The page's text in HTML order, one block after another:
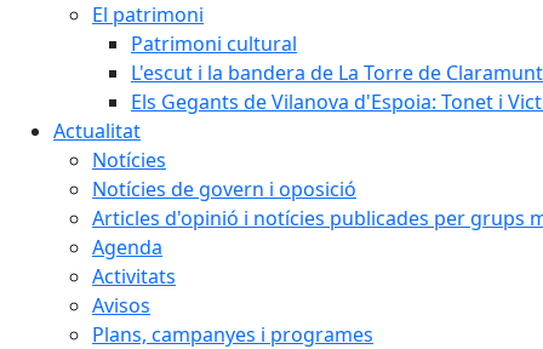
El patrimoni
Patrimoni cultural
L'escut i la bandera de La Torre de Claramunt
Els Gegants de Vilanova d'Espoia: Tonet i
Actualitat
Notícies
Notícies de govern i oposició
Articles d'opinió i notícies publicades per grups
Agenda
Activitats
Avisos
Plans, campanyes i programes